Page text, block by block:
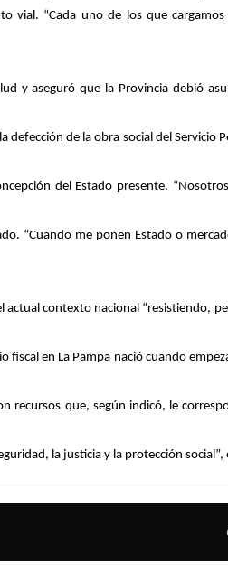
vial. “Cada uno de los que
y aseguró que la Provincia debió
de la obra social del Servicio
del Estado presente.
“Cuando me ponen Estado o
actual contexto nacional “resistiendo,
fiscal en La Pampa nació cuando
que, según indicó, le
la justicia y la protección social”,